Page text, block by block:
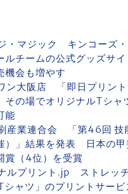
・マジック キンコーズ
ルチームの公式グッズサ
機会も増やす
ン大阪店 「即日プリン
の場でオリジナルTシャ
能
産業連合会 「第46回 技
）」結果を発表 日本の
賞（4位）を受賞
ルプリント.jp ストレッ
シャツ」のプリントサービ